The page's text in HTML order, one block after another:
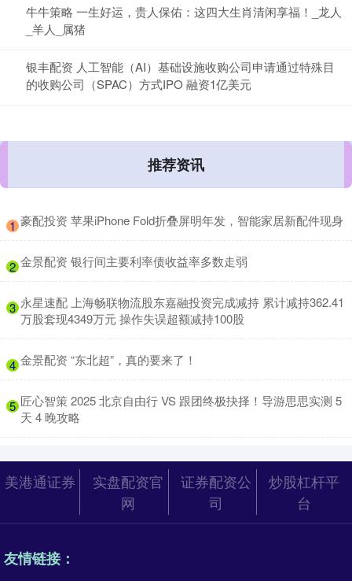
牛牛策略 一生好运，贵人保佑：这四大生肖清闲享福！_龙人
_羊人_属猪
银丰配资 人工智能（AI）基础设施收购公司申请通过特殊目
的收购公司（SPAC）方式IPO 融资1亿美元
推荐资讯
1 ​豪配投资 苹果iPhone Fold折叠屏明年发，智能家居新配件现身
2 ​金景配资 银行间主要利率债收益率多数走弱
3 ​永星速配 上海畅联物流股东嘉融投资完成减持 累计减持362.41
万股套现4349万元 操作失误超额减持100股
4 ​金景配资 “东北超”，真的要来了！
5 ​匠心智策 2025 北京自由行 VS 跟团终极抉择！导游思思实测 5
天 4 晚攻略
美港通证券
实盘配资官
网
证券配资公
司
炒股杠杆平
台
友情链接：